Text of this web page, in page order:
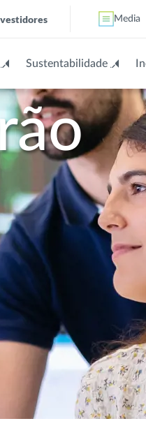
Media
Sustentabilidade